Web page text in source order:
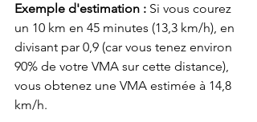
Exemple d'estimation : Si vous courez
un 10 km en 45 minutes (13,3 km/h), en
divisant par 0,9 (car vous tenez environ
90% de votre VMA sur cette distance),
vous obtenez une VMA estimée à 14,8
km/h.